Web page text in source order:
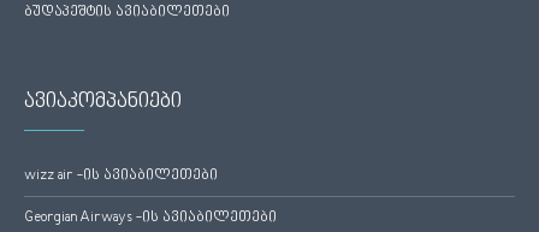
ბუდაპეშტის ავიაბილეთები
ავიაკომპანიები
wizz air -ის ავიაბილეთები
Georgian Airways -ის ავიაბილეთები